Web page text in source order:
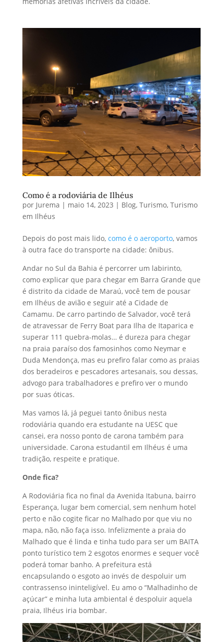
Como é a rodoviária de Ilhéus
por Jurema | maio 14, 2023 | Blog, Turismo, Turismo
em Ilhéus
Depois do post mais lido, como é o aeroporto, vamos
à outra face do transporte na cidade: ônibus.
Andar no Sul da Bahia é percorrer um labirinto,
como explicar que para chegar em Barra Grande que
é distrito da cidade de Maraú, você tem de pousar
em Ilhéus de avião e seguir até a Cidade de
Camamu. De carro partindo de Salvador, você terá
de atravessar de Ferry Boat para Ilha de Itaparica e
superar 111 quebra-molas… é dureza para chegar
na praia paraíso dos famosinhos como Neymar e
Duda Mendonça, mas eu prefiro falar como as praias
dos beradeiros e pescadores artesanais, sou dessas,
advogo para trabalhadores e prefiro ver o mundo
por suas óticas.
Mas vamos lá, já peguei tanto ônibus nesta
rodoviária quando era estudante na UESC que
cansei, era nosso ponto de carona também para
universidade. Carona estudantil em Ilhéus é uma
tradição, respeite e pratique.
Onde fica?
A Rodoviária fica no final da Avenida Itabuna, bairro
Esperança, lugar bem comercial, sem nenhum hotel
perto e não cogite ficar no Malhado por que viu no
mapa, não, não faça isso. Infelizmente a praia do
Malhado que é linda e tinha tudo para ser um BAITA
ponto turístico tem 2 esgotos enormes e sequer você
poderá tomar banho. A prefeitura está
encapsulando o esgoto ao invés de despoluir um
contrassenso ininteligível. Eu amo o “Malhadinho de
açúcar” e minha luta ambiental é despoluir aquela
praia, Ilhéus iria bombar.